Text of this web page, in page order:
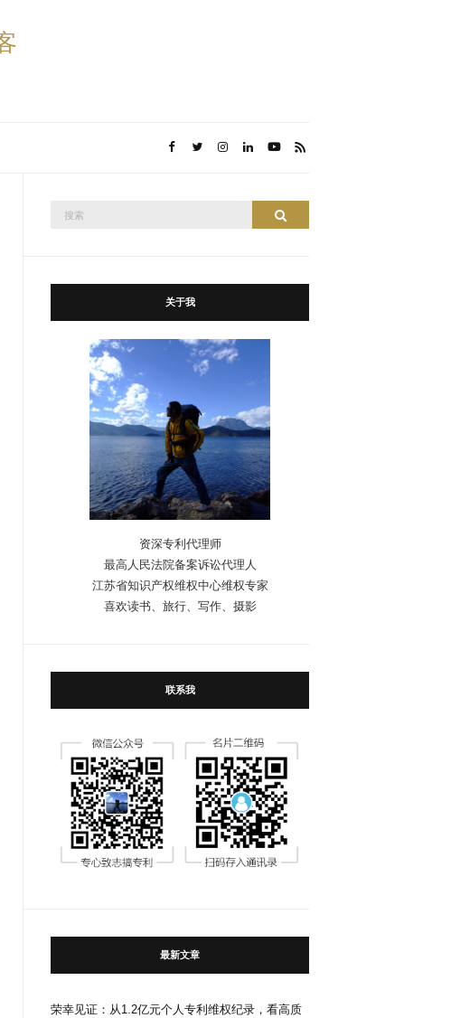
搜索
关于我
资深专利代理师
最高人民法院备案诉讼代理人
江苏省知识产权维权中心维权专家
喜欢读书、旅行、写作、摄影
联系我
最新文章
荣幸见证：从1.2亿元个人专利维权纪录，看高质